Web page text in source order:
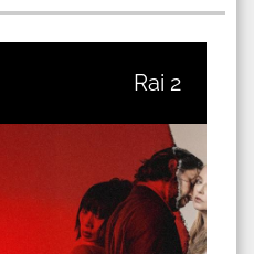
Rai 2